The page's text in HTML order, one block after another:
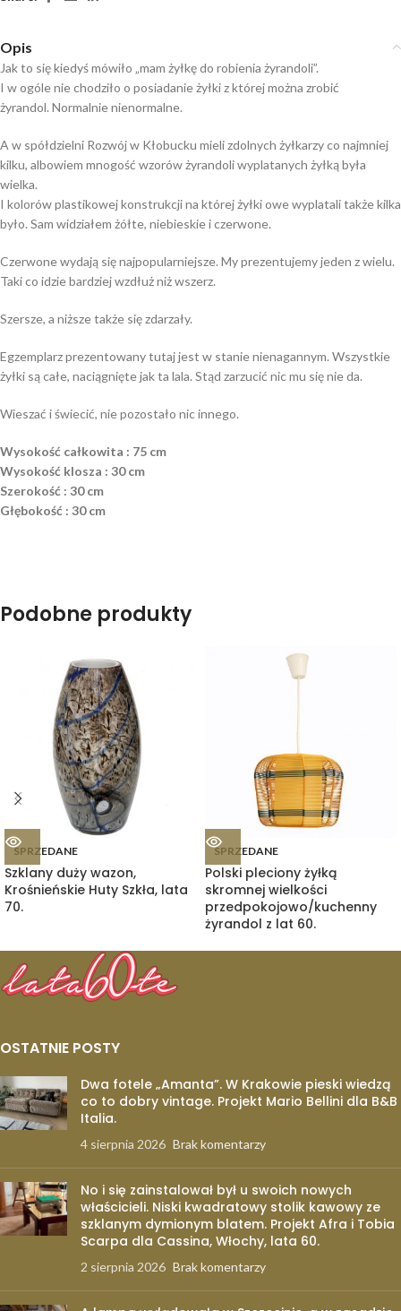
Opis
Jak to się kiedyś mówiło „mam żyłkę do robienia żyrandoli”.
I w ogóle nie chodziło o posiadanie żyłki z której można zrobić
żyrandol. Normalnie nienormalne.
A w spółdzielni Rozwój w Kłobucku mieli zdolnych żyłkarzy co najmniej
kilku, albowiem mnogość wzorów żyrandoli wyplatanych żyłką była
wielka.
I kolorów plastikowej konstrukcji na której żyłki owe wyplatali także kilka
było. Sam widziałem żółte, niebieskie i czerwone.
Czerwone wydają się najpopularniejsze. My prezentujemy jeden z wielu.
Taki co idzie bardziej wzdłuż niż wszerz.
Szersze, a niższe także się zdarzały.
Egzemplarz prezentowany tutaj jest w stanie nienagannym. Wszystkie
żyłki są całe, naciągnięte jak ta lala. Stąd zarzucić nic mu się nie da.
Wieszać i świecić, nie pozostało nic innego.
Wysokość całkowita : 75 cm
Wysokość klosza : 30 cm
Szerokość : 30 cm
Głębokość : 30 cm
Podobne produkty
SPRZEDANE
Szklany duży wazon,
Krośnieńskie Huty Szkła, lata
70.
SPRZEDANE
Polski pleciony żyłką
skromnej wielkości
przedpokojowo/kuchenny
żyrandol z lat 60.
OSTATNIE POSTY
Dwa fotele „Amanta”. W Krakowie pieski wiedzą
co to dobry vintage. Projekt Mario Bellini dla B&B
Italia.
4 sierpnia 2026 Brak komentarzy
No i się zainstalował był u swoich nowych
właścicieli. Niski kwadratowy stolik kawowy ze
szklanym dymionym blatem. Projekt Afra i Tobia
Scarpa dla Cassina, Włochy, lata 60.
2 sierpnia 2026 Brak komentarzy